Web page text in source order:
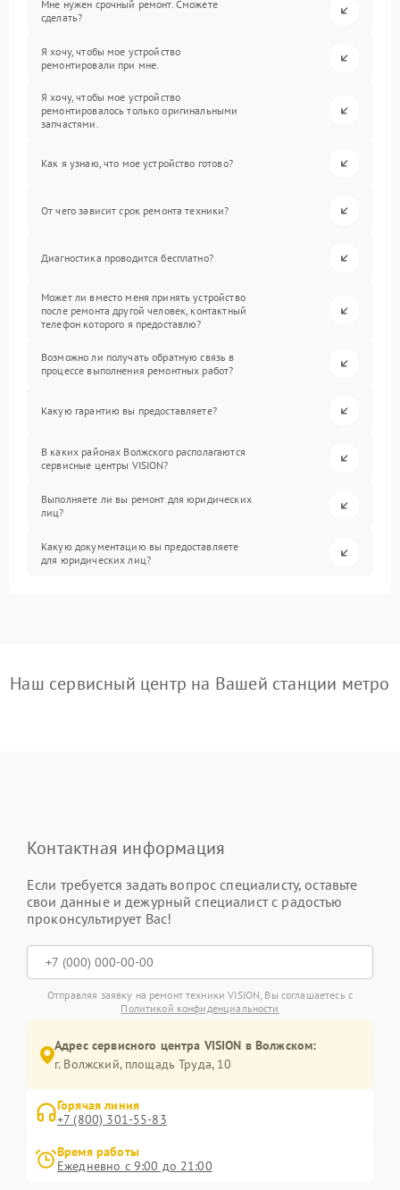
Мне нужен срочный ремонт. Сможете
сделать?
Я хочу, чтобы мое устройство
ремонтировали при мне.
Я хочу, чтобы мое устройство
ремонтировалось только оригинальными
запчастями.
Как я узнаю, что мое устройство готово?
От чего зависит срок ремонта техники?
Диагностика проводится бесплатно?
Может ли вместо меня принять устройство
после ремонта другой человек, контактный
телефон которого я предоставлю?
Возможно ли получать обратную связь в
процессе выполнения ремонтных работ?
Какую гарантию вы предоставляете?
В каких районах Волжского располагаются
сервисные центры VISION?
Выполняете ли вы ремонт для юридических
лиц?
Какую документацию вы предоставляете
для юридических лиц?
Наш сервисный центр на Вашей станции метро
Контактная информация
Если требуется задать вопрос специалисту, оставьте
свои данные и дежурный специалист с радостью
проконсультирует Вас!
Отправляя заявку на ремонт техники VISION, Вы соглашаетесь с
Политикой конфиденциальности
Адрес сервисного центра VISION в Волжском:
г. Волжский, площадь Труда, 10
Горячая линия
+7 (800) 301-55-83
Время работы
Ежедневно с 9:00 до 21:00